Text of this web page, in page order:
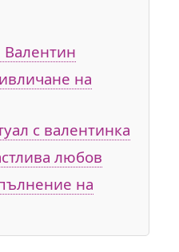
Валентин
на
с валентинка
любов
на